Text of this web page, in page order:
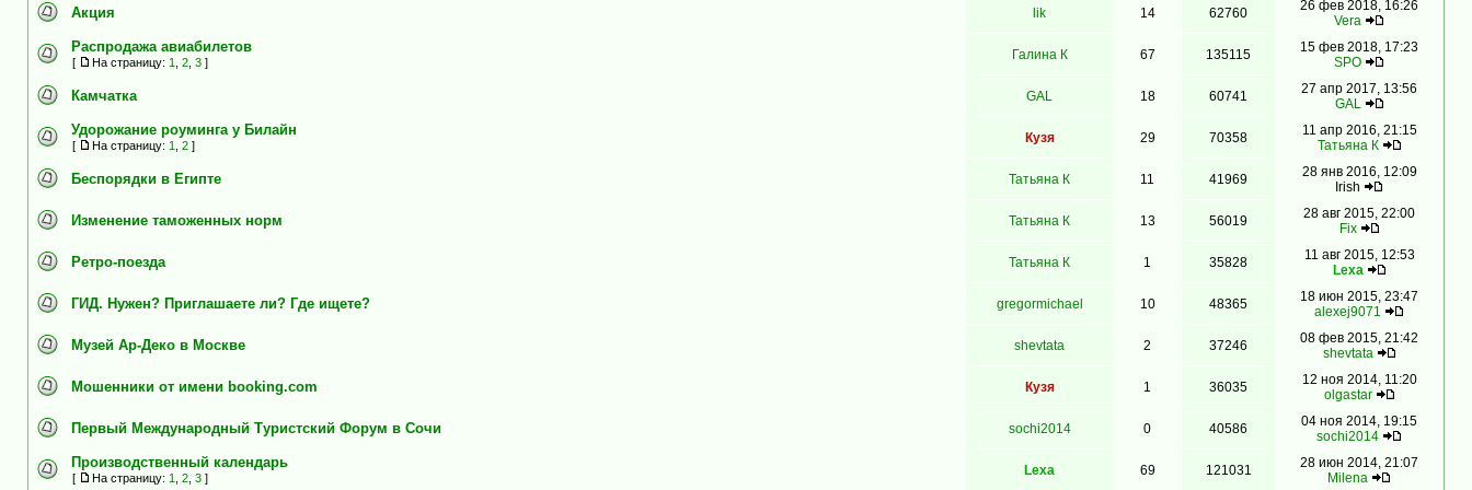
Акция lik 14 62760
26 фев 2018, 16:26
Vera
Распродажа авиабилетов
[ На страницу: 1 2 3 ]
Галина К 67 135115
15 фев 2018, 17:23
SPO
Камчатка GAL 18 60741
27 апр 2017, 13:56
GAL
Удорожание роуминга у Билайн
[ На страницу: 1 2 ]
Кузя 29 70358
11 апр 2016, 21:15
Татьяна К
Беспорядки в Египте Татьяна К 11 41969
28 янв 2016, 12:09
Irish
Изменение таможенных норм Татьяна К 13 56019
28 авг 2015, 22:00
Fix
Ретро-поезда Татьяна К 1 35828
11 авг 2015, 12:53
Lexa
ГИД. Нужен? Приглашаете ли? Где ищете? gregormichael 10 48365
18 июн 2015, 23:47
alexej9071
Музей Ар-Деко в Москве shevtata 2 37246
08 фев 2015, 21:42
shevtata
Мошенники от имени booking.com Кузя 1 36035
12 ноя 2014, 11:20
olgastar
Первый Международный Туристский Форум в Сочи sochi2014 0 40586
04 ноя 2014, 19:15
sochi2014
Производственный календарь
[ На страницу: 1 2 3 ]
Lexa 69 121031
28 июн 2014, 21:07
Milena